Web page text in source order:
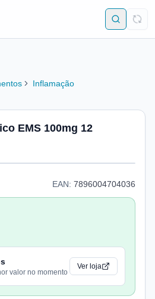
Inflamação
EMS 100mg 12
EAN: 7896004704036
valor no momento
Ver loja